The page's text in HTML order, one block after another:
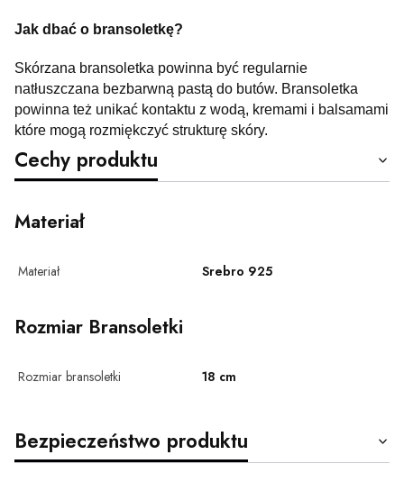
Jak dbać o bransoletkę?
Skórzana bransoletka powinna być regularnie
natłuszczana bezbarwną pastą do butów. Bransoletka
powinna też unikać kontaktu z wodą, kremami i balsamami
które mogą rozmiękczyć strukturę skóry.
Cechy produktu
Materiał
Materiał Srebro 925
Rozmiar Bransoletki
Rozmiar bransoletki 18 cm
Bezpieczeństwo produktu